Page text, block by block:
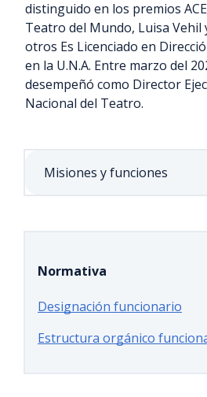
distinguido en los premios
Teatro del Mundo, Luisa Vehil
otros Es Licenciado en
en la U.N.A. Entre marzo del
desempeñó como Director
Nacional del Teatro.
Misiones y funciones
Normativa
Designación funcionario
Estructura orgánico